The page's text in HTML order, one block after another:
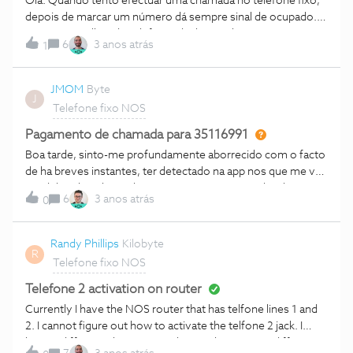
ativar o segundo número fixo no novo router?
depois de marcar um número dá sempre sinal de ocupado.
Já retirei as pilhas do telefone, desliguei a base e o router
mas continua com o mesmo problema. Já vi o outro post
acerca deste problema, fiz as recomendações mas não
resultaram. Será que me podem ajudar? Obrigado.
1 6 3 anos atrás
J
JMOM Byte
Telefone fixo NOS
Pagamento de chamada para 35116991
Boa tarde, sinto-me profundamente aborrecido com o facto
de ha breves instantes, ter detectado na app nos que me vai
ser debitada a chamada para o numero acima indicado, no
valor de 11 euros.É uma calamidade, dado que a chamada foi
apenas realizada com o objectivo de me resolverem uma
avaria.…Pretendo ser ressarcido pela NOS, pois vejo outra
forma de solucionarem a situação
0 6 3 anos atrás
R
Randy Phillips Kilobyte
Telefone fixo NOS
Telefone 2 activation on router
Currently I have the NOS router that has telfone lines 1 and
2. I cannot figure out how to activate the telfone 2 jack. I
have 2 different phones in my house that goes to different